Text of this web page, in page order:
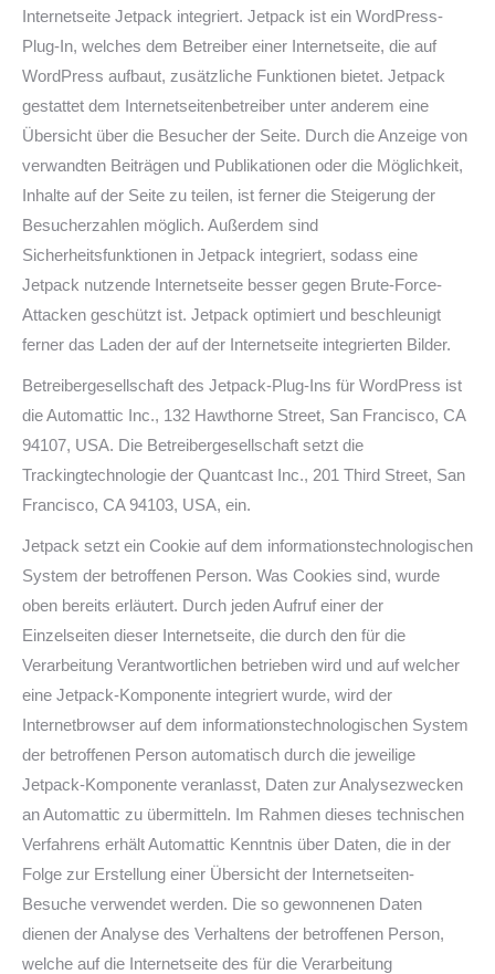
Internetseite Jetpack integriert. Jetpack ist ein WordPress-
Plug-In, welches dem Betreiber einer Internetseite, die auf
WordPress aufbaut, zusätzliche Funktionen bietet. Jetpack
gestattet dem Internetseitenbetreiber unter anderem eine
Übersicht über die Besucher der Seite. Durch die Anzeige von
verwandten Beiträgen und Publikationen oder die Möglichkeit,
Inhalte auf der Seite zu teilen, ist ferner die Steigerung der
Besucherzahlen möglich. Außerdem sind
Sicherheitsfunktionen in Jetpack integriert, sodass eine
Jetpack nutzende Internetseite besser gegen Brute-Force-
Attacken geschützt ist. Jetpack optimiert und beschleunigt
ferner das Laden der auf der Internetseite integrierten Bilder.
Betreibergesellschaft des Jetpack-Plug-Ins für WordPress ist
die Automattic Inc., 132 Hawthorne Street, San Francisco, CA
94107, USA. Die Betreibergesellschaft setzt die
Trackingtechnologie der Quantcast Inc., 201 Third Street, San
Francisco, CA 94103, USA, ein.
Jetpack setzt ein Cookie auf dem informationstechnologischen
System der betroffenen Person. Was Cookies sind, wurde
oben bereits erläutert. Durch jeden Aufruf einer der
Einzelseiten dieser Internetseite, die durch den für die
Verarbeitung Verantwortlichen betrieben wird und auf welcher
eine Jetpack-Komponente integriert wurde, wird der
Internetbrowser auf dem informationstechnologischen System
der betroffenen Person automatisch durch die jeweilige
Jetpack-Komponente veranlasst, Daten zur Analysezwecken
an Automattic zu übermitteln. Im Rahmen dieses technischen
Verfahrens erhält Automattic Kenntnis über Daten, die in der
Folge zur Erstellung einer Übersicht der Internetseiten-
Besuche verwendet werden. Die so gewonnenen Daten
dienen der Analyse des Verhaltens der betroffenen Person,
welche auf die Internetseite des für die Verarbeitung